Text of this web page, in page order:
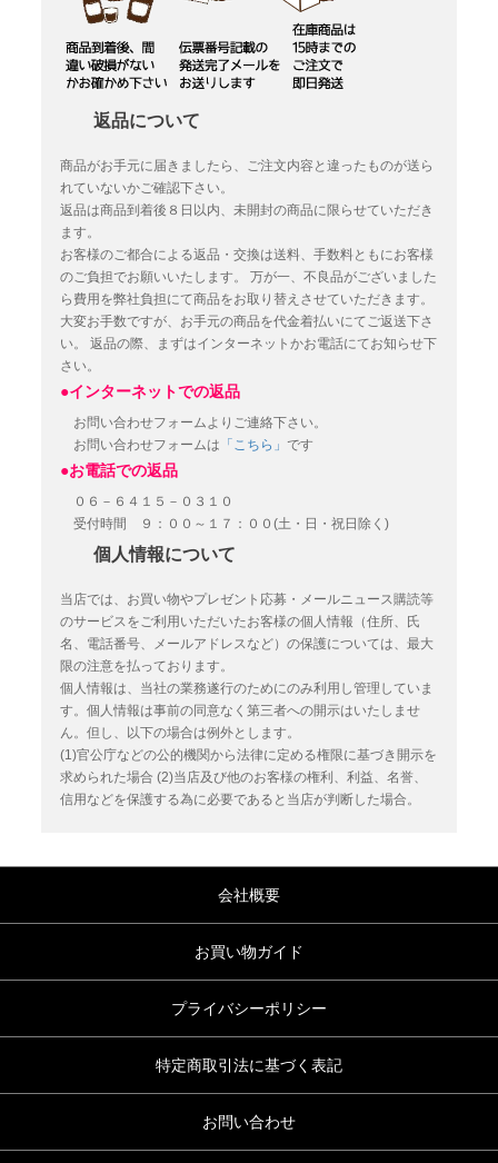
返品について
商品がお手元に届きましたら、ご注文内容と違ったものが送ら
れていないかご確認下さい。
返品は商品到着後８日以内、未開封の商品に限らせていただき
ます。
お客様のご都合による返品・交換は送料、手数料ともにお客様
のご負担でお願いいたします。
万が一、不良品がございました
ら費用を弊社負担にて商品をお取り替えさせていただきます。
大変お手数ですが、お手元の商品を代金着払いにてご返送下さ
い。
返品の際、まずはインターネットかお電話にてお知らせ下
さい。
●インターネットでの返品
お問い合わせフォームよりご連絡下さい。
お問い合わせフォームは 「こちら」です
●お電話での返品
０６－６４１５－０３１０
受付時間 ９：００～１７：００(土・日・祝日除く)
個人情報について
当店では、お買い物やプレゼント応募・メールニュース購読等
のサービスをご利用いただいたお客様の個人情報（住所、氏
名、電話番号、メールアドレスなど）の保護については、最大
限の注意を払っております。
個人情報は、当社の業務遂行のためにのみ利用し管理していま
す。個人情報は事前の同意なく第三者への開示はいたしませ
ん。但し、以下の場合は例外とします。
(1)官公庁などの公的機関から法律に定める権限に基づき開示を
求められた場合 (2)当店及び他のお客様の権利、利益、名誉、
信用などを保護する為に必要であると当店が判断した場合。
会社概要
お買い物ガイド
プライバシーポリシー
特定商取引法に基づく表記
お問い合わせ